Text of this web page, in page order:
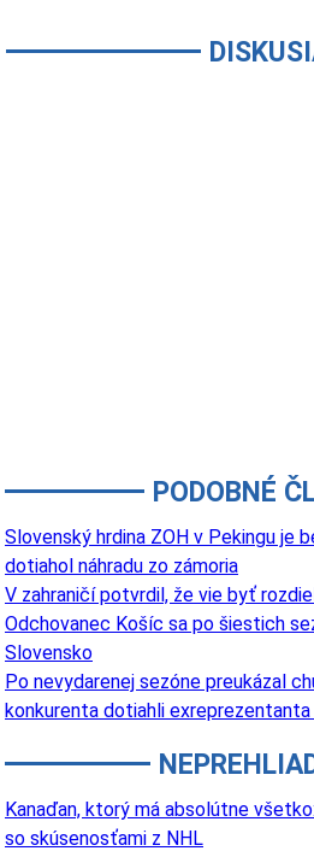
PODOBNÉ
Slovenský hrdina ZOH v Pekingu je
dotiahol náhradu zo zámoria
V zahraničí potvrdil, že vie byť
Odchovanec Košíc sa po šiestich
Slovensko
Po nevydarenej sezóne preukázal
konkurenta dotiahli
Kanaďan, ktorý má absolútne
so skúsenosťami z NHL